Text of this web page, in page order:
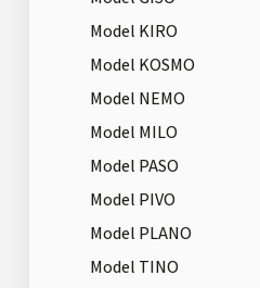
Model KIRO
Model KOSMO
Model NEMO
Model MILO
Model PASO
Model PIVO
Model PLANO
Model TINO